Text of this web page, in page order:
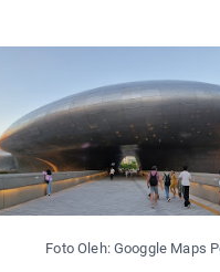
Foto Oleh: Googgle Maps